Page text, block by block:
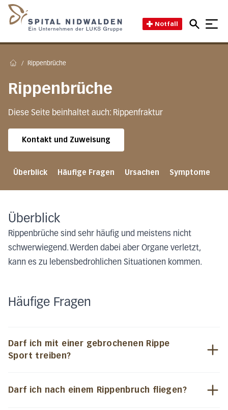
Notfall
/ Rippenbrüche
Rippenbrüche
Diese Seite beinhaltet auch: Rippenfraktur
Kontakt und Zuweisung
Überblick Häufige Fragen Ursachen Symptome
Überblick
Rippenbrüche sind sehr häufig und meistens nicht
schwerwiegend. Werden dabei aber Organe verletzt,
kann es zu lebensbedrohlichen Situationen kommen.
Häufige Fragen
Darf ich mit einer gebrochenen Rippe
Sport treiben?
Darf ich nach einem Rippenbruch fliegen?